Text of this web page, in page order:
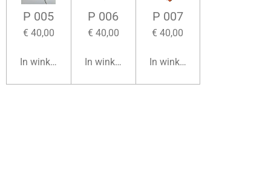
P 005
€ 40,00
In winkelwagen
P 006
€ 40,00
In winkelwagen
P 007
€ 40,00
In winkelwagen